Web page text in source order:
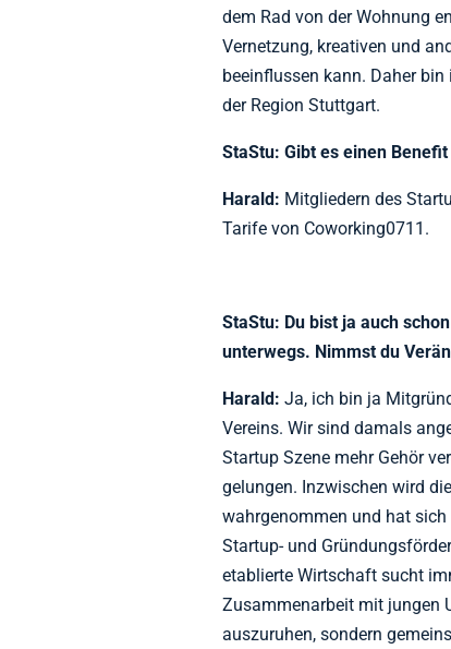
dem Rad von der Wohnung
Vernetzung, kreativen und
beeinflussen kann. Daher
der Region Stuttgart.
StaStu: Gibt es einen
Harald: Mitgliedern des
Tarife von Coworking0711.
StaStu: Du bist ja auch
unterwegs. Nimmst du
Harald:Ja, ich bin ja
Vereins. Wir sind damals
Startup Szene mehr Gehör
gelungen. Inzwischen wird
wahrgenommen und hat
Startup- und
etablierte Wirtschaft sucht
Zusammenarbeit mit jungen
auszuruhen, sondern